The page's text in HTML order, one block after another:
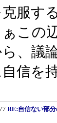
克服す
ぁこの
、議
自信を
RE:自信ない部